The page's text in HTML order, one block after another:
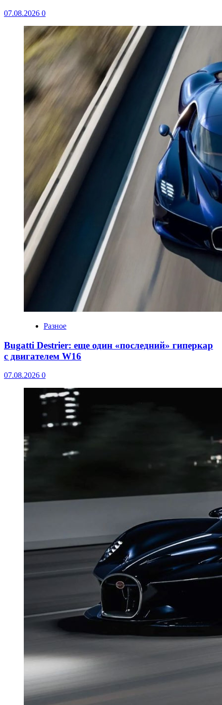
07.08.2026 0
Разное
Bugatti Destrier: еще один «последний» гиперкар
с двигателем W16
07.08.2026 0